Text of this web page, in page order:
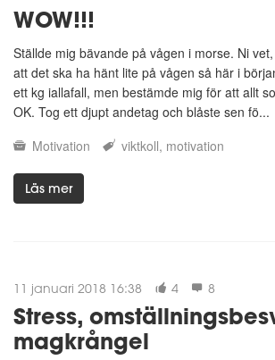
WOW!!!
Ställde mig bävande på vågen i morse. Ni
att det ska ha hänt lite på vågen så här i
ett kg iallafall, men bestämde mig för att allt
OK. Tog ett djupt andetag och blåste sen fö...
Motivation
viktkoll motivation
Läs mer
11 januari 2018 16:38 4 8
Stress,
magkrångel